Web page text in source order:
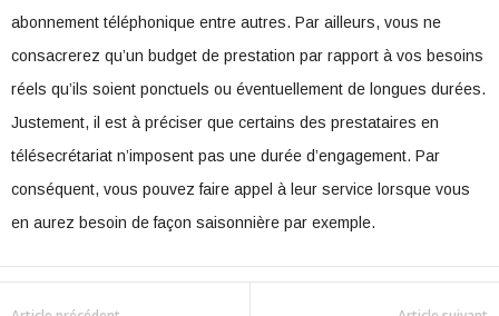
abonnement téléphonique entre autres. Par ailleurs, vous ne
consacrerez qu’un budget de prestation par rapport à vos besoins
réels qu’ils soient ponctuels ou éventuellement de longues durées.
Justement, il est à préciser que certains des prestataires en
télésecrétariat n’imposent pas une durée d’engagement. Par
conséquent, vous pouvez faire appel à leur service lorsque vous
en aurez besoin de façon saisonnière par exemple.